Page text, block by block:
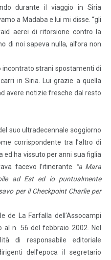
durante il viaggio in Siria
a Madaba e lui mi disse. “gli
aerei di ritorsione contro la
di noi sapeva nulla, all’ora non
incontrato strani spostamenti di
in Siria. Lui grazie a quella
avere notizie fresche dal resto
suo ultradecennale soggiorno
corrispondente tra l’altro di
ed ha vissuto per anni sua figlia
facevo l’itinerante
“a Mara
ad Est ed io puntualmente
per il Checkpoint Charlie per
de La Farfalla dell’Assocampi
n. 56 del febbraio 2002. Nel
di responsabile editoriale
dell’epoca il segretario